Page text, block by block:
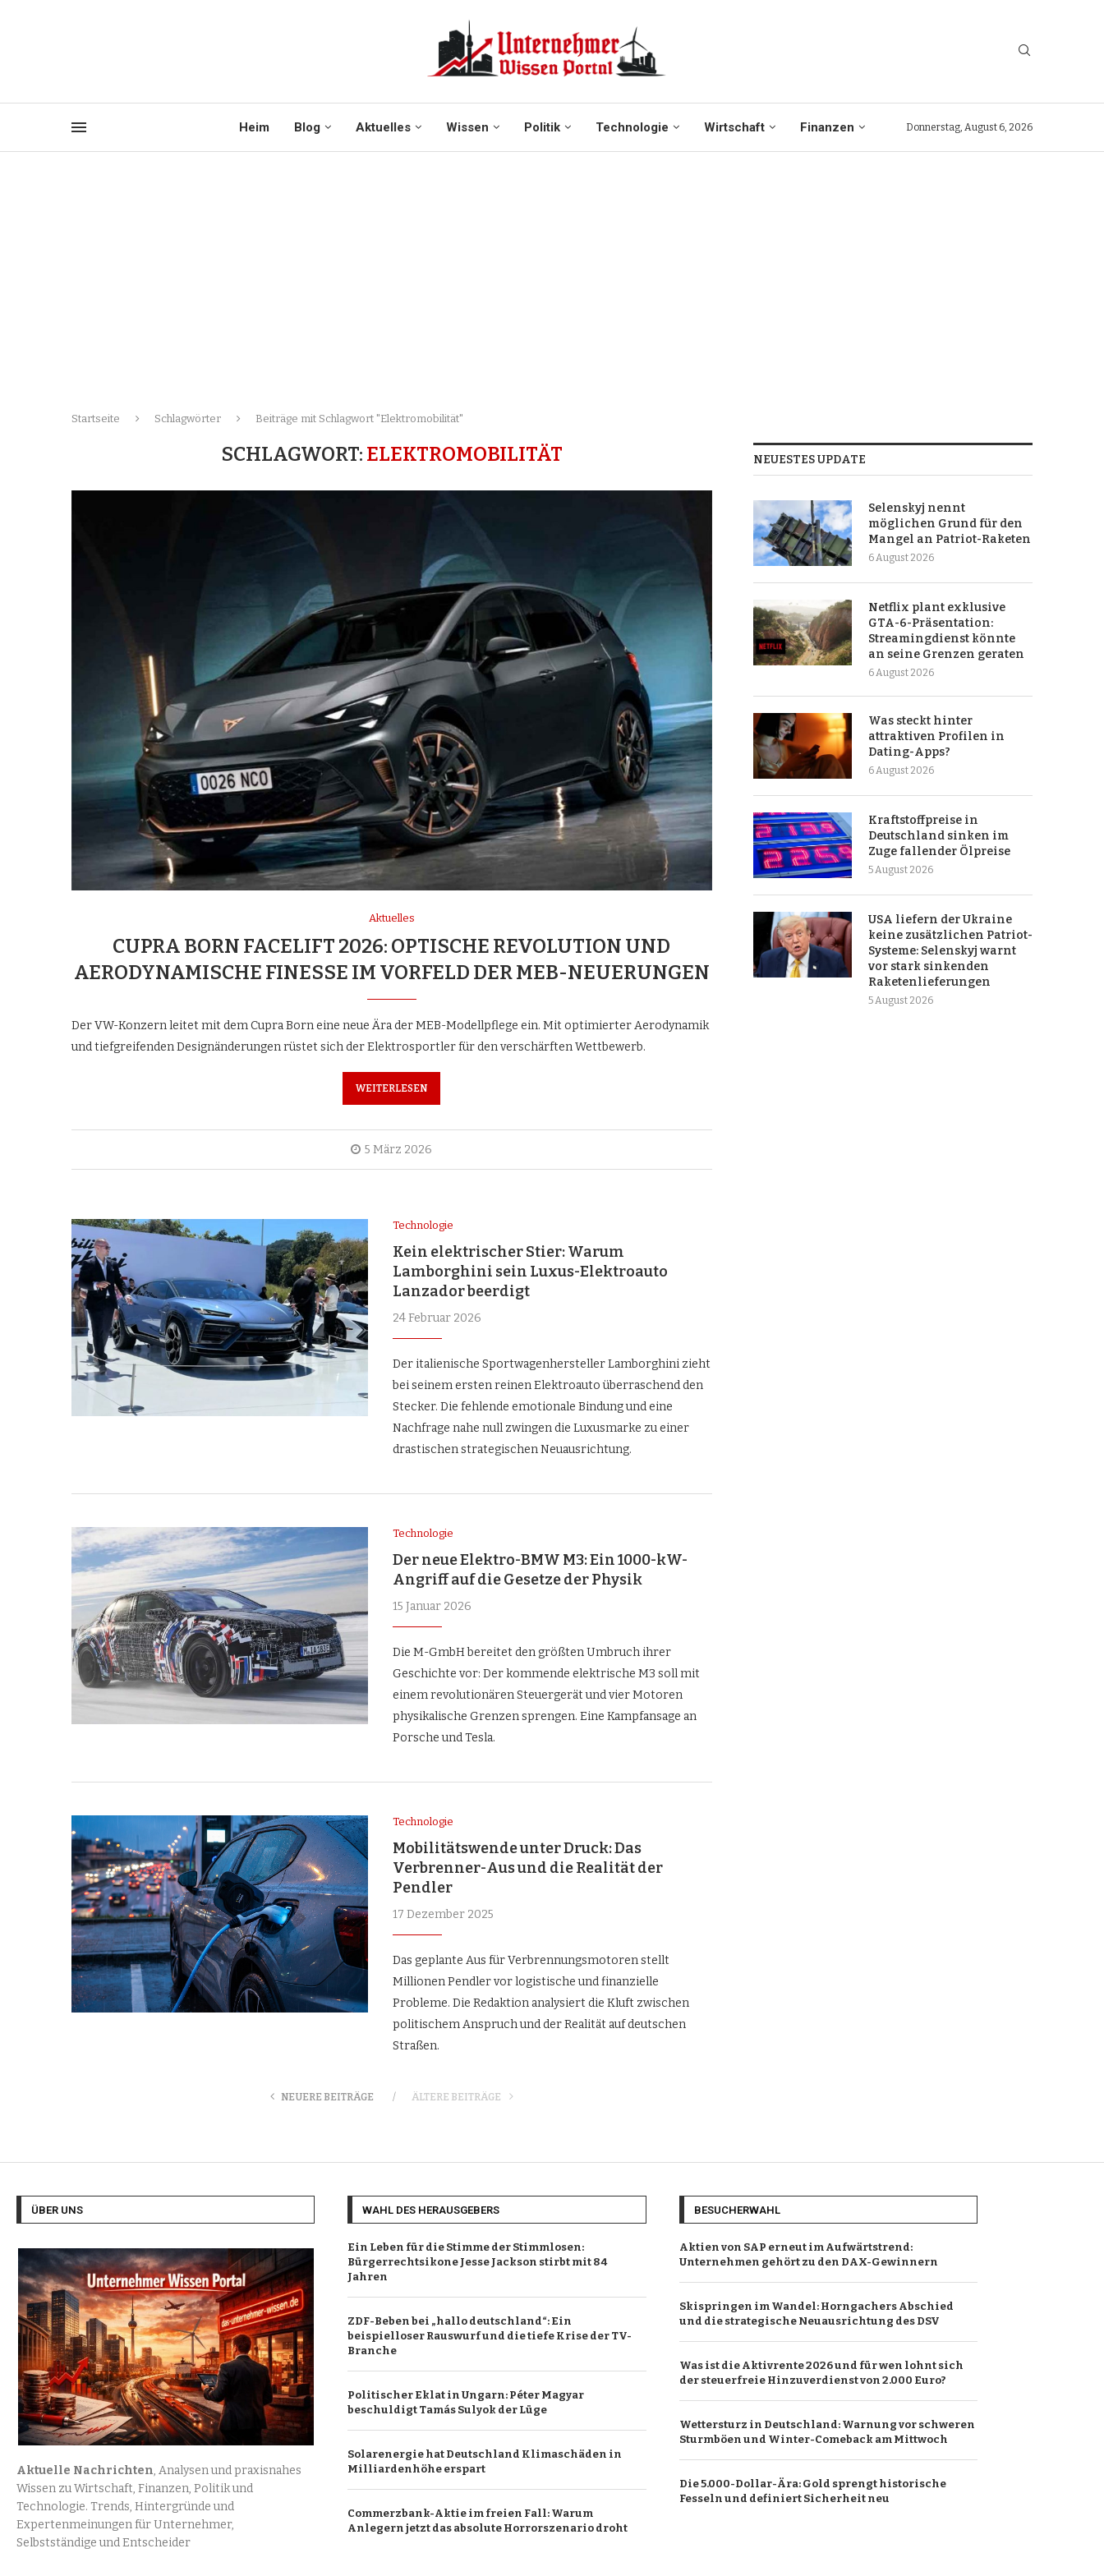
Heim Blog Aktuelles Wissen Politik Technologie Wirtschaft Finanzen Donnerstag, August 6, 2026
Startseite Schlagwörter Beiträge mit Schlagwort "Elektromobilität"
SCHLAGWORT: ELEKTROMOBILITÄT
Aktuelles
CUPRA BORN FACELIFT 2026: OPTISCHE REVOLUTION UND
AERODYNAMISCHE FINESSE IM VORFELD DER MEB-NEUERUNGEN
Der VW-Konzern leitet mit dem Cupra Born eine neue Ära der MEB-Modellpflege ein. Mit optimierter Aerodynamik
und tiefgreifenden Designänderungen rüstet sich der Elektrosportler für den verschärften Wettbewerb.
WEITERLESEN
5 März 2026
Technologie
Kein elektrischer Stier: Warum
Lamborghini sein Luxus-Elektroauto
Lanzador beerdigt
24 Februar 2026
Der italienische Sportwagenhersteller Lamborghini zieht
bei seinem ersten reinen Elektroauto überraschend den
Stecker. Die fehlende emotionale Bindung und eine
Nachfrage nahe null zwingen die Luxusmarke zu einer
drastischen strategischen Neuausrichtung.
Technologie
Der neue Elektro-BMW M3: Ein 1000-kW-
Angriff auf die Gesetze der Physik
15 Januar 2026
Die M-GmbH bereitet den größten Umbruch ihrer
Geschichte vor: Der kommende elektrische M3 soll mit
einem revolutionären Steuergerät und vier Motoren
physikalische Grenzen sprengen. Eine Kampfansage an
Porsche und Tesla.
Technologie
Mobilitätswende unter Druck: Das
Verbrenner-Aus und die Realität der
Pendler
17 Dezember 2025
Das geplante Aus für Verbrennungsmotoren stellt
Millionen Pendler vor logistische und finanzielle
Probleme. Die Redaktion analysiert die Kluft zwischen
politischem Anspruch und der Realität auf deutschen
Straßen.
NEUERE BEITRÄGE ÄLTERE BEITRÄGE
NEUESTES UPDATE
Selenskyj nennt
möglichen Grund für den
Mangel an Patriot-Raketen
6 August 2026
Netflix plant exklusive
GTA-6-Präsentation:
Streamingdienst könnte
an seine Grenzen geraten
6 August 2026
Was steckt hinter
attraktiven Profilen in
Dating-Apps?
6 August 2026
Kraftstoffpreise in
Deutschland sinken im
Zuge fallender Ölpreise
5 August 2026
USA liefern der Ukraine
keine zusätzlichen Patriot-
Systeme: Selenskyj warnt
vor stark sinkenden
Raketenlieferungen
5 August 2026
ÜBER UNS
Aktuelle Nachrichten, Analysen und praxisnahes
Wissen zu Wirtschaft, Finanzen, Politik und
Technologie. Trends, Hintergründe und
Expertenmeinungen für Unternehmer,
Selbstständige und Entscheider
WAHL DES HERAUSGEBERS
Ein Leben für die Stimme der Stimmlosen:
Bürgerrechtsikone Jesse Jackson stirbt mit 84
Jahren
ZDF-Beben bei „hallo deutschland“: Ein
beispielloser Rauswurf und die tiefe Krise der TV-
Branche
Politischer Eklat in Ungarn: Péter Magyar
beschuldigt Tamás Sulyok der Lüge
Solarenergie hat Deutschland Klimaschäden in
Milliardenhöhe erspart
Commerzbank-Aktie im freien Fall: Warum
Anlegern jetzt das absolute Horrorszenario droht
BESUCHERWAHL
Aktien von SAP erneut im Aufwärtstrend:
Unternehmen gehört zu den DAX-Gewinnern
Skispringen im Wandel: Horngachers Abschied
und die strategische Neuausrichtung des DSV
Was ist die Aktivrente 2026 und für wen lohnt sich
der steuerfreie Hinzuverdienst von 2.000 Euro?
Wettersturz in Deutschland: Warnung vor schweren
Sturmböen und Winter-Comeback am Mittwoch
Die 5.000-Dollar-Ära: Gold sprengt historische
Fesseln und definiert Sicherheit neu